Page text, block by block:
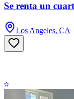
Se renta un
Los Angeles, CA